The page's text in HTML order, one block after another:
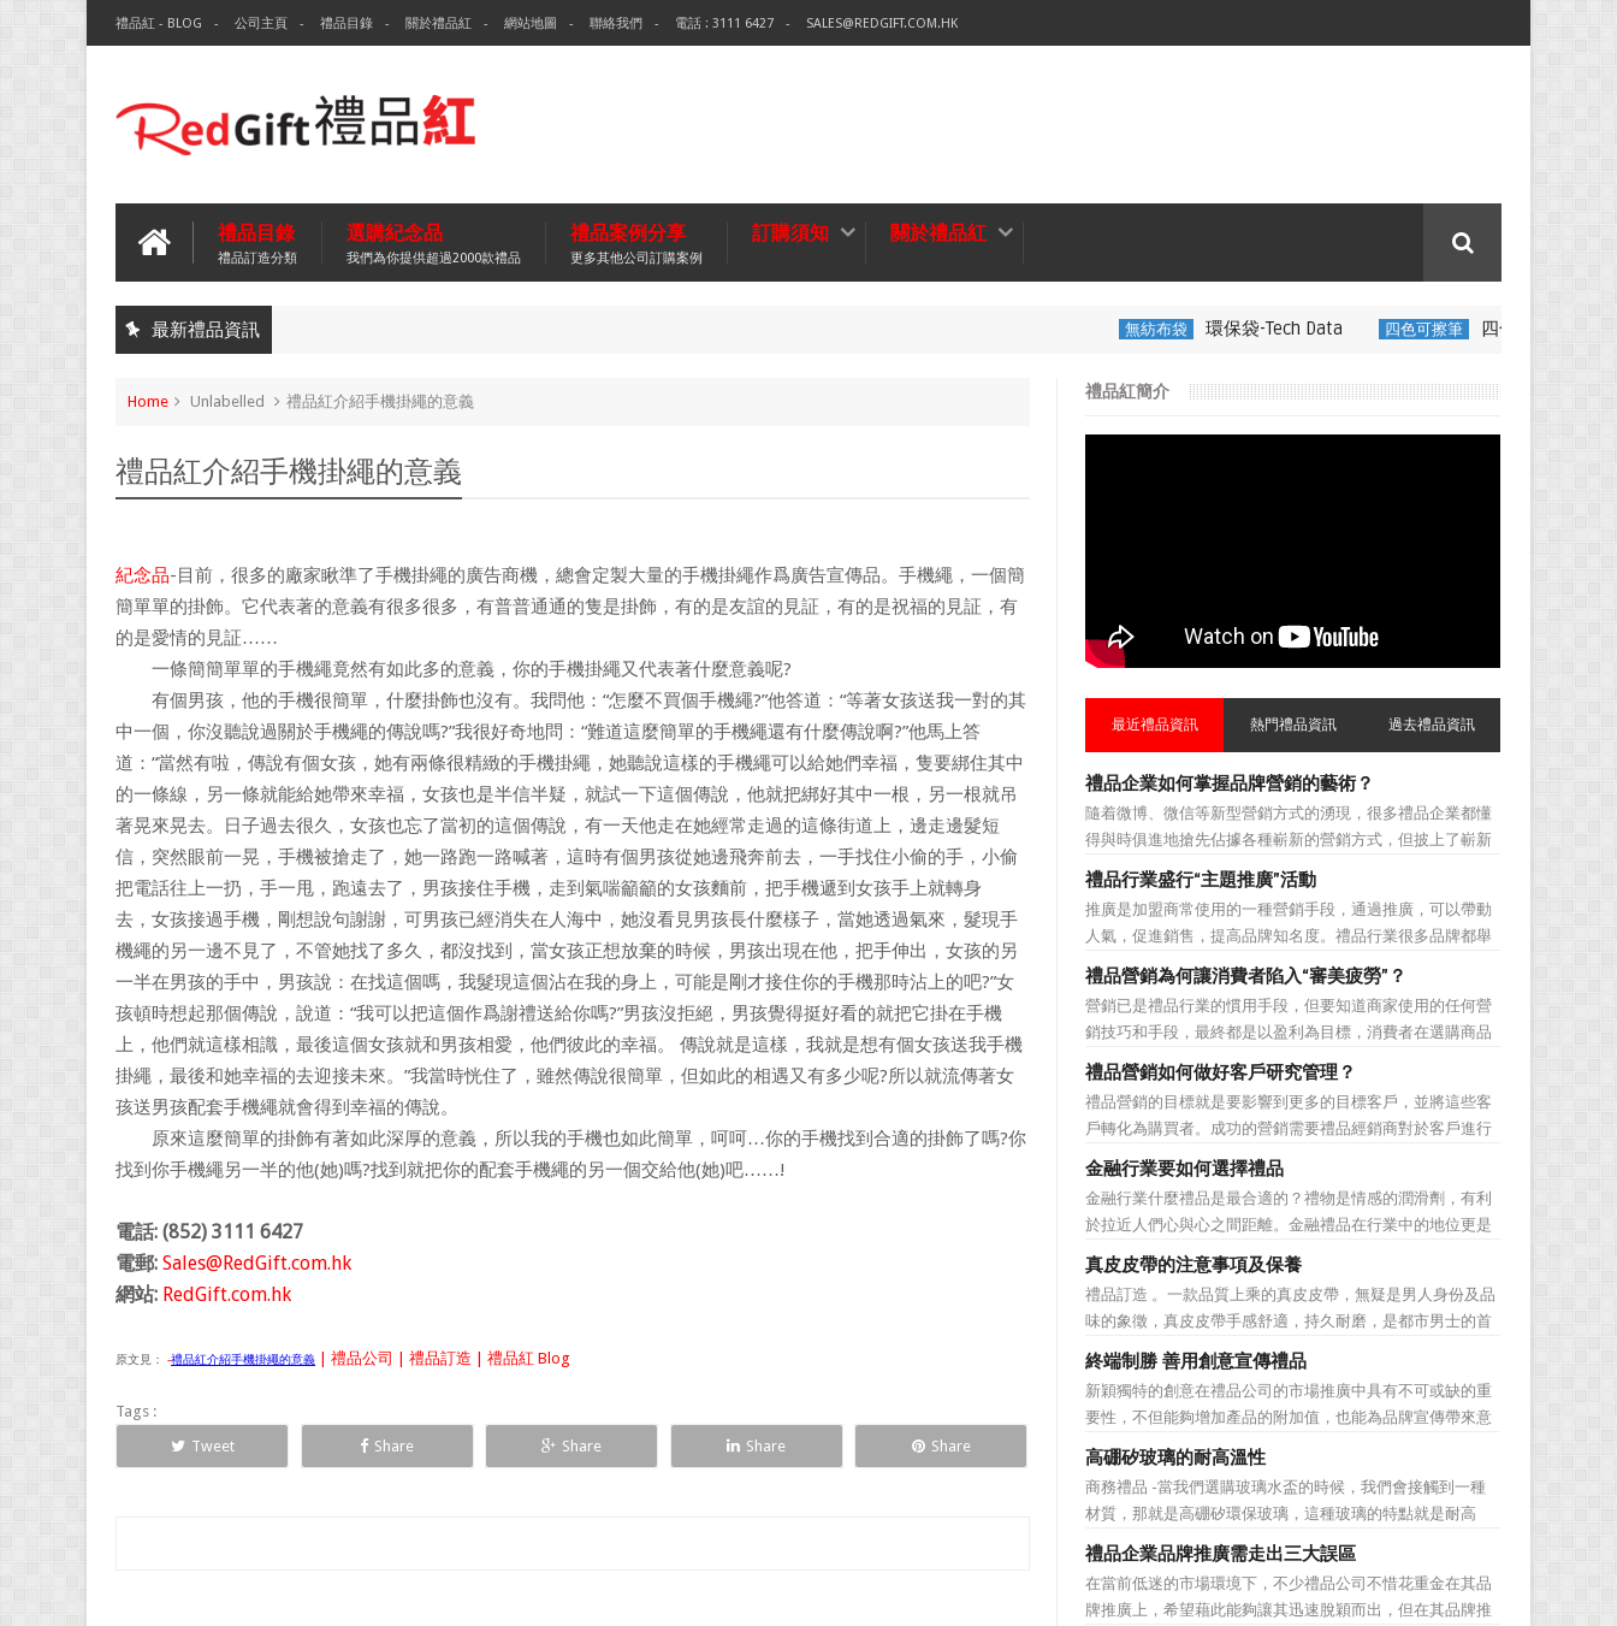
禮品紅 - BLOG 公司主頁 禮品目錄 關於禮品紅 網站地圖 聯絡我們 電話 : 3111 6427 SALES@REDGIFT.COM.HK
禮品目錄
禮品訂造分類
選購紀念品
我們為你提供超過2000款禮品
禮品案例分享
更多其他公司訂購案例
訂購須知 關於禮品紅
最新禮品資訊 環保袋-Tech Data 四色可擦筆 四色可擦筆-百通電纜
Home Unlabelled 禮品紅介紹手機掛繩的意義
禮品紅介紹手機掛繩的意義
紀念品-目前，很多的廠家瞅準了手機掛繩的廣告商機，總會定製大量的手機掛繩作爲廣告宣傳品。手機繩，一個簡
簡單單的掛飾。它代表著的意義有很多很多，有普普通通的隻是掛飾，有的是友誼的見証，有的是祝福的見証，有
的是愛情的見証……
一條簡簡單單的手機繩竟然有如此多的意義，你的手機掛繩又代表著什麼意義呢?
有個男孩，他的手機很簡單，什麼掛飾也沒有。我問他：“怎麼不買個手機繩?”他答道：“等著女孩送我一對的其
中一個，你沒聽說過關於手機繩的傳說嗎?”我很好奇地問：“難道這麼簡單的手機繩還有什麼傳說啊?”他馬上答
道：“當然有啦，傳說有個女孩，她有兩條很精緻的手機掛繩，她聽說這樣的手機繩可以給她們幸福，隻要綁住其中
的一條線，另一條就能給她帶來幸福，女孩也是半信半疑，就試一下這個傳說，他就把綁好其中一根，另一根就吊
著晃來晃去。日子過去很久，女孩也忘了當初的這個傳說，有一天他走在她經常走過的這條街道上，邊走邊髮短
信，突然眼前一晃，手機被搶走了，她一路跑一路喊著，這時有個男孩從她邊飛奔前去，一手找住小偷的手，小偷
把電話往上一扔，手一甩，跑遠去了，男孩接住手機，走到氣喘籲籲的女孩麵前，把手機遞到女孩手上就轉身離
去，女孩接過手機，剛想說句謝謝，可男孩已經消失在人海中，她沒看見男孩長什麼樣子，當她透過氣來，髮現手
機繩的另一邊不見了，不管她找了多久，都沒找到，當女孩正想放棄的時候，男孩出現在他，把手伸出，女孩的另
一半在男孩的手中，男孩說：在找這個嗎，我髮現這個沾在我的身上，可能是剛才接住你的手機那時沾上的吧?”女
孩頓時想起那個傳說，說道：“我可以把這個作爲謝禮送給你嗎?”男孩沒拒絕，男孩覺得挺好看的就把它掛在手機
上，他們就這樣相識，最後這個女孩就和男孩相愛，他們彼此的幸福。 傳說就是這樣，我就是想有個女孩送我手機
掛繩，最後和她幸福的去迎接未來。”我當時恍住了，雖然傳說很簡單，但如此的相遇又有多少呢?所以就流傳著女
孩送男孩配套手機繩就會得到幸福的傳說。
原來這麼簡單的掛飾有著如此深厚的意義，所以我的手機也如此簡單，呵呵…你的手機找到合適的掛飾了嗎?你
找到你手機繩另一半的他(她)嗎?找到就把你的配套手機繩的另一個交給他(她)吧……!
電話: (852) 3111 6427
電郵: Sales@RedGift.com.hk
網站: RedGift.com.hk
原文見： -禮品紅介紹手機掛繩的意義 | 禮品公司 | 禮品訂造 | 禮品紅 Blog
Tags :
Tweet
Share Share Share Share
禮品紅簡介
最近禮品資訊 熱門禮品資訊 過去禮品資訊
禮品企業如何掌握品牌營銷的藝術？
隨着微博、微信等新型營銷方式的湧現，很多禮品企業都懂
得與時俱進地搶先佔據各種嶄新的營銷方式，但披上了嶄新
的營銷軀殼，卻沒有掌握營銷的靈魂。要知道，營銷真正的
價值不是將品牌鋪設到消費者眼前，而是將品牌印到消費者
心裡 與消費者的心理距離的拉近，並不是一朝一夕的事
情，需要做好持...
禮品行業盛行“主題推廣”活動
推廣是加盟商常使用的一種營銷手段，通過推廣，可以帶動
人氣，促進銷售，提高品牌知名度。禮品行業很多品牌都舉
辦過多場推廣活動，來帶動品牌的提升，然而，隨着推廣活
動的普遍，消費者對於這種推廣已經見怪不怪了。 所
以，儘管現在許多商家打着賠本推廣、以跳樓價銷售的口號
大搞活動，但生意...
禮品營銷為何讓消費者陷入“審美疲勞”？
營銷已是禮品行業的慣用手段，但要知道商家使用的任何營
銷技巧和手段，最終都是以盈利為目標，消費者在選購商品
時最為關注的便是如何利用最低的費用購買到最超值的貨
品。在禮品公司使用常規的營銷方式的同時，消費者也不免
走陷入了“審美疲勞”。 編者總結了最讓消費者對禮品行
業營銷產生免疫...
禮品營銷如何做好客戶研究管理？
禮品營銷的目標就是要影響到更多的目標客戶，並將這些客
戶轉化為購買者。成功的營銷需要禮品經銷商對於客戶進行
相應的分類，了解不同類型客戶的貢獻度，從而有的放矢的
制定相應的營銷對策，而這需要對於客戶研究方面更多地投
入，這不僅是銷售環節的事，也需要營銷管理策略的整體支
持。具體來說，有以下...
金融行業要如何選擇禮品
金融行業什麼禮品是最合適的？禮物是情感的潤滑劑，有利
於拉近人們心與心之間距離。金融禮品在行業中的地位更是
不容忽視，因為禮品即是企業形象的象徵，又是企業地位的
彰顯，同時對收禮人來說，一份禮物的永恆意義是語言難以
企及的。難怪有人曾說：再省也不能省禮物，再窮也不能窮
送禮。但是，禮品選擇...
真皮皮帶的注意事項及保養
禮品訂造 。一款品質上乘的真皮皮帶，無疑是男人身份及品
味的象徵，真皮皮帶手感舒適，持久耐磨，是都市男士的首
選。當你還在髮愁老爸生日禮物送什麼的時候，一款真皮皮
帶就是非常不錯的選擇。但是真皮皮帶如果疏於保養，也會
黯然失色，出現裂痕和破損的痕跡，今天小編就爲大家分享
真皮皮帶的注意事項...
終端制勝 善用創意宣傳禮品
新穎獨特的創意在禮品公司的市場推廣中具有不可或缺的重
要性，不但能夠增加產品的附加值，也能為品牌宣傳帶來意
想不到的促進作用。禮品公司如果能夠巧妙運用這些獨具創
意的宣傳禮品來提升宣傳技巧，在終端推廣中將更具競爭
力。 打火機、煙灰缸、鑰匙鏈、毛巾……當今市場上的
宣傳品幾乎是司空...
高硼矽玻璃的耐高溫性
商務禮品 -當我們選購玻璃水盃的時候，我們會接觸到一種
材質，那就是高硼矽環保玻璃，這種玻璃的特點就是耐高
溫，那麼這個耐高溫的溫度限製和準確的含義是什麼呢?禮品
紅的小編給大家總結如下。 耐熱玻璃【Heat-resistant
glass】是指含有耐熱性強的硼酸﹑矽酸成分,能夠...
禮品企業品牌推廣需走出三大誤區
在當前低迷的市場環境下，不少禮品公司不惜花重金在其品
牌推廣上，希望藉此能夠讓其迅速脫穎而出，但在其品牌推